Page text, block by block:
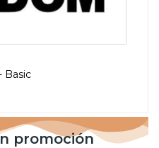
Basic
promoción